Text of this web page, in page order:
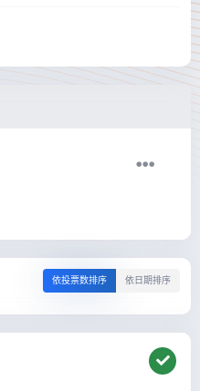
依投票数排序 依日期排序